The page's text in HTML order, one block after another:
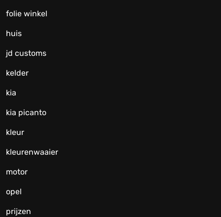
folie winkel
huis
jd customs
kelder
kia
kia picanto
kleur
kleurenwaaier
motor
opel
prijzen